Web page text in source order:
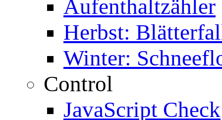
Aufenthaltzähler
Herbst:
Winter:
Control
JavaScript Check